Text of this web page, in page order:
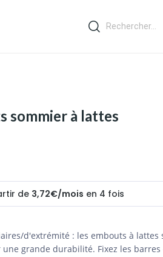
sommier à lattes
d'extrémité : les embouts à
grande durabilité. Fixez les